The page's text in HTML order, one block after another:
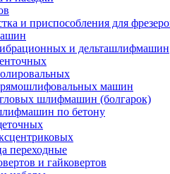
и приспособления для
и дельташлифмашин
машин
шлифмашин (болгарок)
по бетону
переходные
и гайковертов